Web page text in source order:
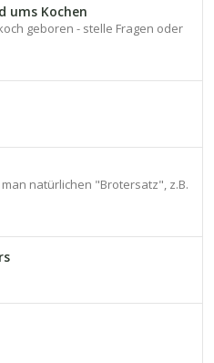
ums Kochen
geboren - stelle Fragen oder
natürlichen "Brotersatz", z.B.